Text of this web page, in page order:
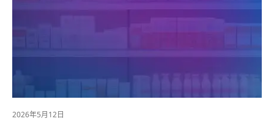
2026年5月12日